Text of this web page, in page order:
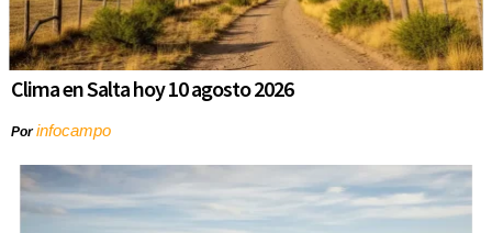
Clima en Salta hoy 10 agosto 2026
Porinfocampo